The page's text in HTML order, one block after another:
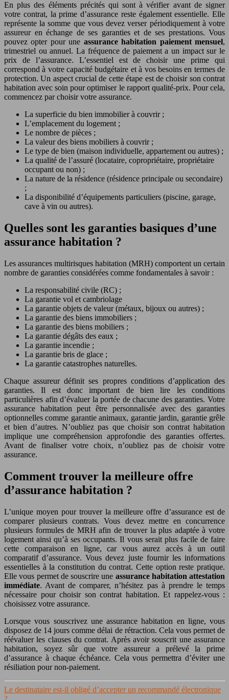
En plus des éléments précités qui sont à vérifier avant de signer
votre contrat, la prime d’assurance reste également essentielle. Elle
représente la somme que vous devez verser périodiquement à votre
assureur en échange de ses garanties et de ses prestations. Vous
pouvez opter pour une assurance habitation paiement mensuel,
trimestriel ou annuel. La fréquence de paiement a un impact sur le
prix de l’assurance. L’essentiel est de choisir une prime qui
correspond à votre capacité budgétaire et à vos besoins en termes de
protection. Un aspect crucial de cette étape est de choisir son contrat
habitation avec soin pour optimiser le rapport qualité-prix. Pour cela,
commencez par choisir votre assurance.
La superficie du bien immobilier à couvrir ;
L’emplacement du logement ;
Le nombre de pièces ;
La valeur des biens mobiliers à couvrir ;
Le type de bien (maison individuelle, appartement ou autres) ;
La qualité de l’assuré (locataire, copropriétaire, propriétaire
occupant ou non) ;
La nature de la résidence (résidence principale ou secondaire)
;
La disponibilité d’équipements particuliers (piscine, garage,
cave à vin ou autres).
Quelles sont les garanties basiques d’une
assurance habitation ?
Les assurances multirisques habitation (MRH) comportent un certain
nombre de garanties considérées comme fondamentales à savoir :
La responsabilité civile (RC) ;
La garantie vol et cambriolage
La garantie objets de valeur (métaux, bijoux ou autres) ;
La garantie des biens immobiliers ;
La garantie des biens mobiliers ;
La garantie dégâts des eaux ;
La garantie incendie ;
La garantie bris de glace ;
La garantie catastrophes naturelles.
Chaque assureur définit ses propres conditions d’application des
garanties. Il est donc important de bien lire les conditions
particulières afin d’évaluer la portée de chacune des garanties. Votre
assurance habitation peut être personnalisée avec des garanties
optionnelles comme garantie animaux, garantie jardin, garantie grêle
et bien d’autres. N’oubliez pas que choisir son contrat habitation
implique une compréhension approfondie des garanties offertes.
Avant de finaliser votre choix, n’oubliez pas de choisir votre
assurance.
Comment trouver la meilleure offre
d’assurance habitation ?
L’unique moyen pour trouver la meilleure offre d’assurance est de
comparer plusieurs contrats. Vous devez mettre en concurrence
plusieurs formules de MRH afin de trouver la plus adaptée à votre
logement ainsi qu’à ses occupants. Il vous serait plus facile de faire
cette comparaison en ligne, car vous aurez accès à un outil
comparatif d’assurance. Vous devez juste fournir les informations
essentielles à la constitution du contrat. Cette option reste pratique.
Elle vous permet de souscrire une assurance habitation attestation
immédiate. Avant de comparer, n’hésitez pas à prendre le temps
nécessaire pour choisir son contrat habitation. Et rappelez-vous :
choisissez votre assurance.
Lorsque vous souscrivez une assurance habitation en ligne, vous
disposez de 14 jours comme délai de rétraction. Cela vous permet de
réévaluer les clauses du contrat. Après avoir souscrit une assurance
habitation, soyez sûr que votre assureur a prélevé la prime
d’assurance à chaque échéance. Cela vous permettra d’éviter une
résiliation pour non-paiement.
Le destinataire est-il obligé d’accepter un recommandé électronique